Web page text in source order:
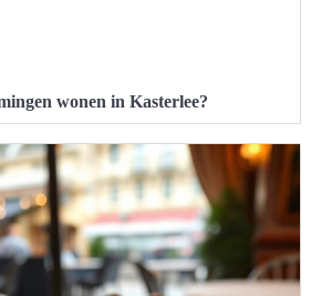
wonen in Kasterlee?